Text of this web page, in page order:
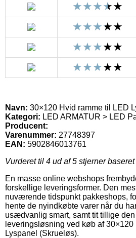
Navn: 30×120 Hvid ramme til LED
Kategori: LED ARMATUR > LED
Producent:
Varenummer: 27748397
EAN: 5902846013761
Vurderet til 4 ud af 5 stjerner baseret
En masse online webshops
forskellige leveringsformer. Den
nuværende tidspunkt pakkeshops,
hente de nyindkøbte varer når du
usædvanlig smart, samt tit tillige
leveringsløsning ved køb af
Lyspanel (Skrueløs).